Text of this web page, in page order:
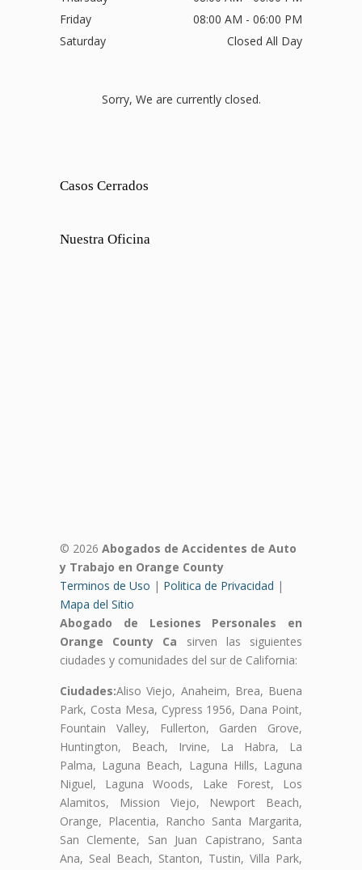
Friday
08:00 AM - 06:00 PM
Saturday
Closed All Day
Sorry, We are currently closed.
Casos Cerrados
Nuestra Oficina
© 2026 Abogados de Accidentes de Auto
y Trabajo en Orange County
Terminos de Uso | Politica de Privacidad |
Mapa del Sitio
Abogado de Lesiones Personales en
Orange County Ca sirven las siguientes
ciudades y comunidades del sur de California:
Ciudades:Aliso Viejo, Anaheim, Brea, Buena
Park, Costa Mesa, Cypress 1956, Dana Point,
Fountain Valley, Fullerton, Garden Grove,
Huntington, Beach, Irvine, La Habra, La
Palma, Laguna Beach, Laguna Hills, Laguna
Niguel, Laguna Woods, Lake Forest, Los
Alamitos, Mission Viejo, Newport Beach,
Orange, Placentia, Rancho Santa Margarita,
San Clemente, San Juan Capistrano, Santa
Ana, Seal Beach, Stanton, Tustin, Villa Park,